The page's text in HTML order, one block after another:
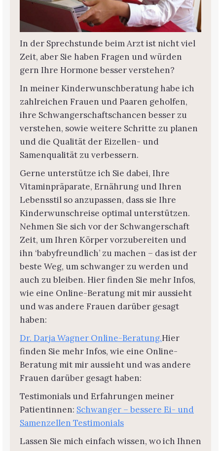
In der Sprechstunde beim Arzt ist nicht viel
Zeit, aber Sie haben Fragen und würden
gern Ihre Hormone besser verstehen?
In meiner Kinderwunschberatung habe ich
zahlreichen Frauen und Paaren geholfen,
ihre Schwangerschaftschancen besser zu
verstehen, sowie weitere Schritte zu planen
und die Qualität der Eizellen- und
Samenqualität zu verbessern.
Gerne unterstütze ich Sie dabei, Ihre
Vitaminpräparate, Ernährung und Ihren
Lebensstil so anzupassen, dass sie Ihre
Kinderwunschreise optimal unterstützen.
Nehmen Sie sich vor der Schwangerschaft
Zeit, um Ihren Körper vorzubereiten und
ihn ‘babyfreundlich’ zu machen – das ist der
beste Weg, um schwanger zu werden und
auch zu bleiben. Hier finden Sie mehr Infos,
wie eine Online-Beratung mit mir aussieht
und was andere Frauen darüber gesagt
haben:
Dr. Darja Wagner Online-Beratung.Hier
finden Sie mehr Infos, wie eine Online-
Beratung mit mir aussieht und was andere
Frauen darüber gesagt haben:
Testimonials und Erfahrungen meiner
Patientinnen: Schwanger – bessere Ei- und
Samenzellen Testimonials
Lassen Sie mich einfach wissen, wo ich Ihnen